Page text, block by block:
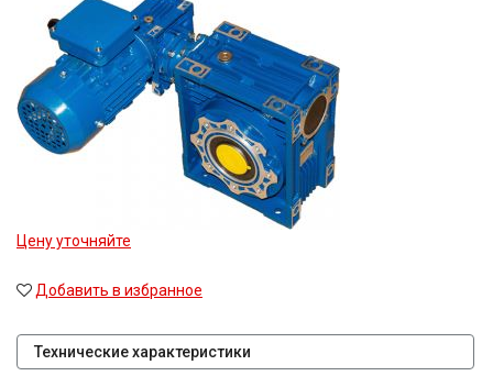
Цену уточняйте
Добавить в избранное
Технические характеристики